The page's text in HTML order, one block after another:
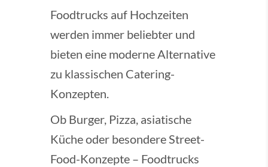
Foodtrucks auf Hochzeiten
werden immer beliebter und
bieten eine moderne Alternative
zu klassischen Catering-
Konzepten.
Ob Burger, Pizza, asiatische
Küche oder besondere Street-
Food-Konzepte – Foodtrucks